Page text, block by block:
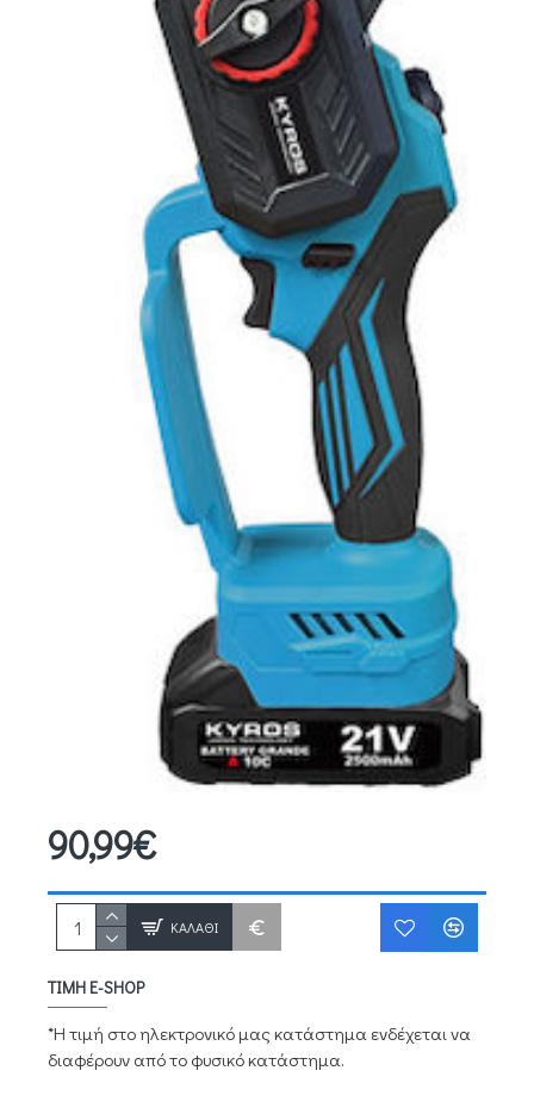
ΤΙΜΉ E-SHOP
*Η τιμή στο ηλεκτρονικό μας κατάστημα ενδέχεται να
διαφέρουν από το φυσικό κατάστημα.
90,99€
ΚΑΛΆΘΙ